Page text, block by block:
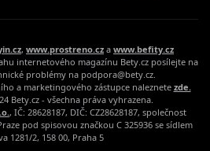
, www.prostreno.cz a www.befity.cz
internetového magazínu Bety.cz posílejte na
problémy na podpora@bety.cz.
a marketingového zástupce naleznete zde.
Bety.cz - všechna práva vyhrazena.
, IČ: 28628187, DIČ: CZ28628187, společnost
pod spisovou značkou C 325936 se sídlem
1281/2, 158 00, Praha 5